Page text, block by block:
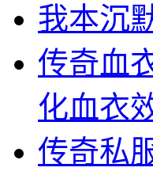
我本沉
传奇血
化血衣
传奇私